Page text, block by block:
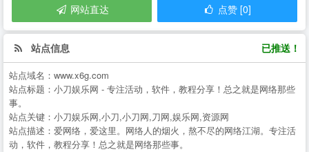
网站直达 点赞 [0]
站点信息 已推送！
站点域名： www.x6g.com
站点标题： 小刀娱乐网 - 专注活动，软件，教程分享！总之就是网络那些
事。
站点关键： 小刀娱乐网,小刀,小刀网,刀网,娱乐网,资源网
站点描述： 爱网络，爱这里。网络人的烟火，熬不尽的网络江湖。专注活
动，软件，教程分享！总之就是网络那些事。